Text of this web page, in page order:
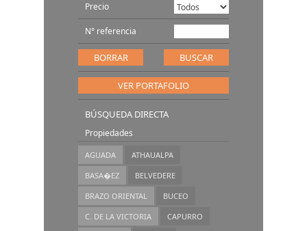
Precio
N° referencia
VER PORTAFOLIO
BÚSQUEDA DIRECTA
Propiedades
AGUADA
ATHAUALPA
BASA�EZ
BELVEDERE
BRAZO ORIENTAL
BUCEO
C. DE LA VICTORIA
CAPURRO